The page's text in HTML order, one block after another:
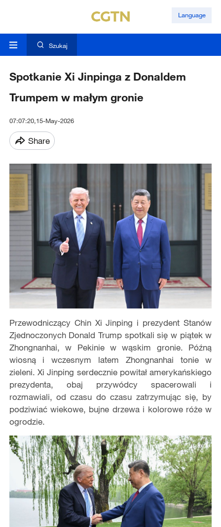
Language
Szukaj
Spotkanie Xi Jinpinga z Donaldem
Trumpem w małym gronie
07:07:20,15-May-2026
Share
Przewodniczący Chin Xi Jinping i prezydent Stanów
Zjednoczonych Donald Trump spotkali się w piątek w
Zhongnanhai, w Pekinie w wąskim gronie. Późną
wiosną i wczesnym latem Zhongnanhai tonie w
zieleni. Xi Jinping serdecznie powitał amerykańskiego
prezydenta, obaj przywódcy spacerowali i
rozmawiali, od czasu do czasu zatrzymując się, by
podziwiać wiekowe, bujne drzewa i kolorowe róże w
ogrodzie.